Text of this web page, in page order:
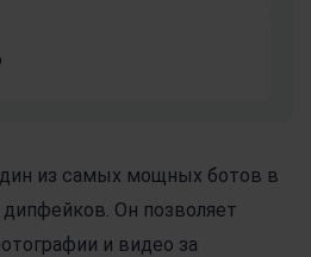
из самых мощных ботов в
дипфейков. Он позволяет
и видео за